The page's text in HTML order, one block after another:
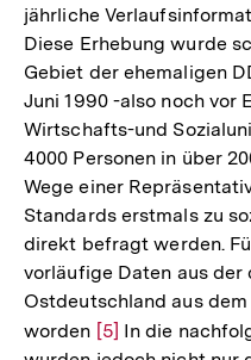
jährliche
Diese Erhebung wurde
Gebiet der ehemaligen
Juni 1990 -also noch vor
Wirtschafts-und
4000 Personen in über
Wege einer
Standards erstmals zu
direkt befragt werden.
vorläufige Daten aus
Ostdeutschland aus
worden Zur
[5] In die